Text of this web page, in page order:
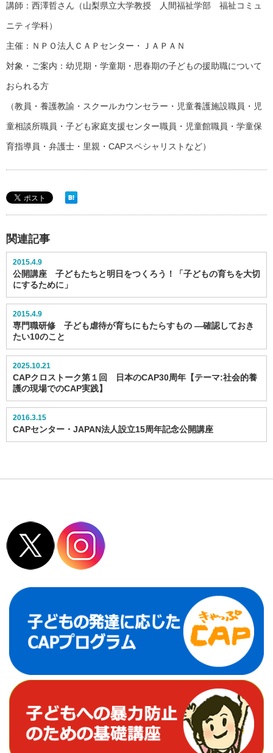
講師：西澤哲さん（山梨県立大学教授 人間福祉学部 福祉コミュ
ニティ学科）
主催：ＮＰＯ法人ＣＡＰセンター・ＪＡＰＡＮ
対象・ご案内：幼児期・学童期・思春期の子どもの援助職について
おられる方
（教員・養護教諭・スクールカウンセラー・児童養護施設職員・児
童相談所職員・子ども家庭支援センター職員・児童館職員・学童保
育指導員・弁護士・里親・CAPスペシャリストなど）
関連記事
2015.4.9
公開講座 子どもたちと明日をつくろう！「子どもの育ちを大切
にするために」
2015.4.9
専門職研修 子ども虐待が育ちにもたらすもの ―確認しておき
たい10のこと
2025.10.21
CAPクロストーク第１回 日本のCAP30周年【テーマ:社会的養
護の現場でのCAP実践】
2016.3.15
CAPセンター・JAPAN法人設立15周年記念公開講座